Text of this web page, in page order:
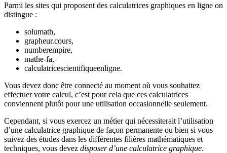
Parmi les sites qui proposent des calculatrices graphiques en ligne on
distingue :
solumath,
grapheur.cours,
numberempire,
mathe-fa,
calculatricescientifiqueenligne.
Vous devez donc être connecté au moment où vous souhaitez
effectuer votre calcul, c’est pour cela que ces calculatrices
conviennent plutôt pour une utilisation occasionnelle seulement.
Cependant, si vous exercez un métier qui nécessiterait l’utilisation
d’une calculatrice graphique de façon permanente ou bien si vous
suivez des études dans les différentes filières mathématiques et
techniques, vous devez disposer d’une calculatrice graphique.